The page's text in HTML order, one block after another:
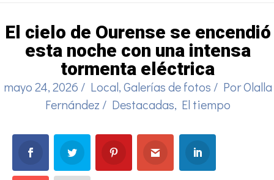
El cielo de Ourense se encendió
esta noche con una intensa
tormenta eléctrica
mayo 24, 2026 / Local,Galerías de fotos / PorOlalla
Fernández / Destacadas, El tiempo